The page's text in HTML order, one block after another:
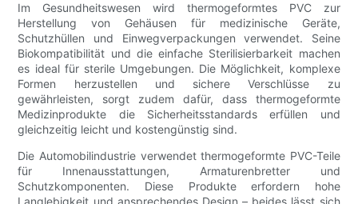
Im Gesundheitswesen wird thermogeformtes PVC zur
Herstellung von Gehäusen für medizinische Geräte,
Schutzhüllen und Einwegverpackungen verwendet. Seine
Biokompatibilität und die einfache Sterilisierbarkeit machen
es ideal für sterile Umgebungen. Die Möglichkeit, komplexe
Formen herzustellen und sichere Verschlüsse zu
gewährleisten, sorgt zudem dafür, dass thermogeformte
Medizinprodukte die Sicherheitsstandards erfüllen und
gleichzeitig leicht und kostengünstig sind.
Die Automobilindustrie verwendet thermogeformte PVC-Teile
für Innenausstattungen, Armaturenbretter und
Schutzkomponenten. Diese Produkte erfordern hohe